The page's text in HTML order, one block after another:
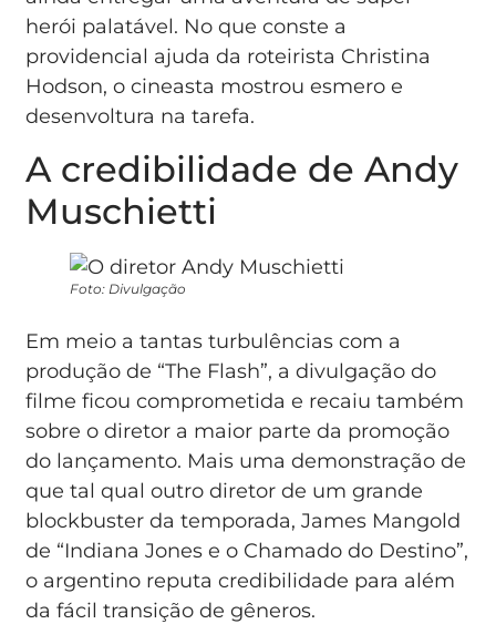
herói palatável. No que conste a
providencial ajuda da roteirista Christina
Hodson, o cineasta mostrou esmero e
desenvoltura na tarefa.
A credibilidade de Andy
Muschietti
Foto: Divulgação
Em meio a tantas turbulências com a
produção de “The Flash”, a divulgação do
filme ficou comprometida e recaiu também
sobre o diretor a maior parte da promoção
do lançamento. Mais uma demonstração de
que tal qual outro diretor de um grande
blockbuster da temporada, James Mangold
de “Indiana Jones e o Chamado do Destino”,
o argentino reputa credibilidade para além
da fácil transição de gêneros.